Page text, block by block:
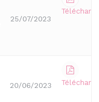
25/07/2023
20/06/2023